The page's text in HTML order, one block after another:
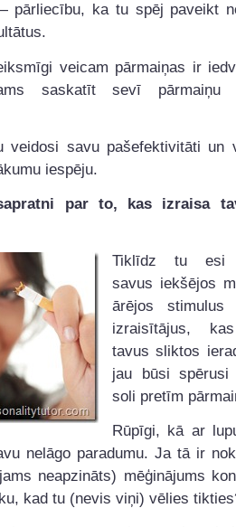
pārliecību, ka tu spēj paveikt
veicam pārmaiņas ir
saskatīt sevī pārmaiņu
savu pašefektivitāti un
iespēju.
par to, kas izraisa
Tiklīdz tu esi
savus iekšējos
ārējos
izraisītājus,
tavus sliktos
jau būsi spērusi
soli pretīm
Rūpīgi, kā ar
nelāgo paradumu. Ja tā ir
neapzināts) mēģinājums
kad tu (nevis viņi) vēlies